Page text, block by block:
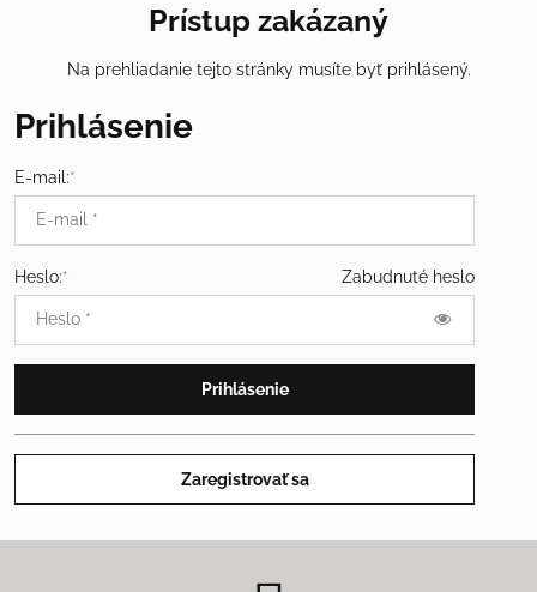
Prístup zakázaný
Na prehliadanie tejto stránky musíte byť prihlásený.
Prihlásenie
E-mail:*
Zabudnuté heslo
Heslo:*
Prihlásenie
Zaregistrovať sa